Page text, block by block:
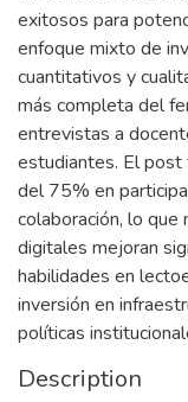
exitosos para
enfoque mixto de
cuantitativos y
más completa del
entrevistas a
estudiantes. El
del 75% en
colaboración, lo que
digitales mejoran
habilidades en
inversión en
políticas
Description